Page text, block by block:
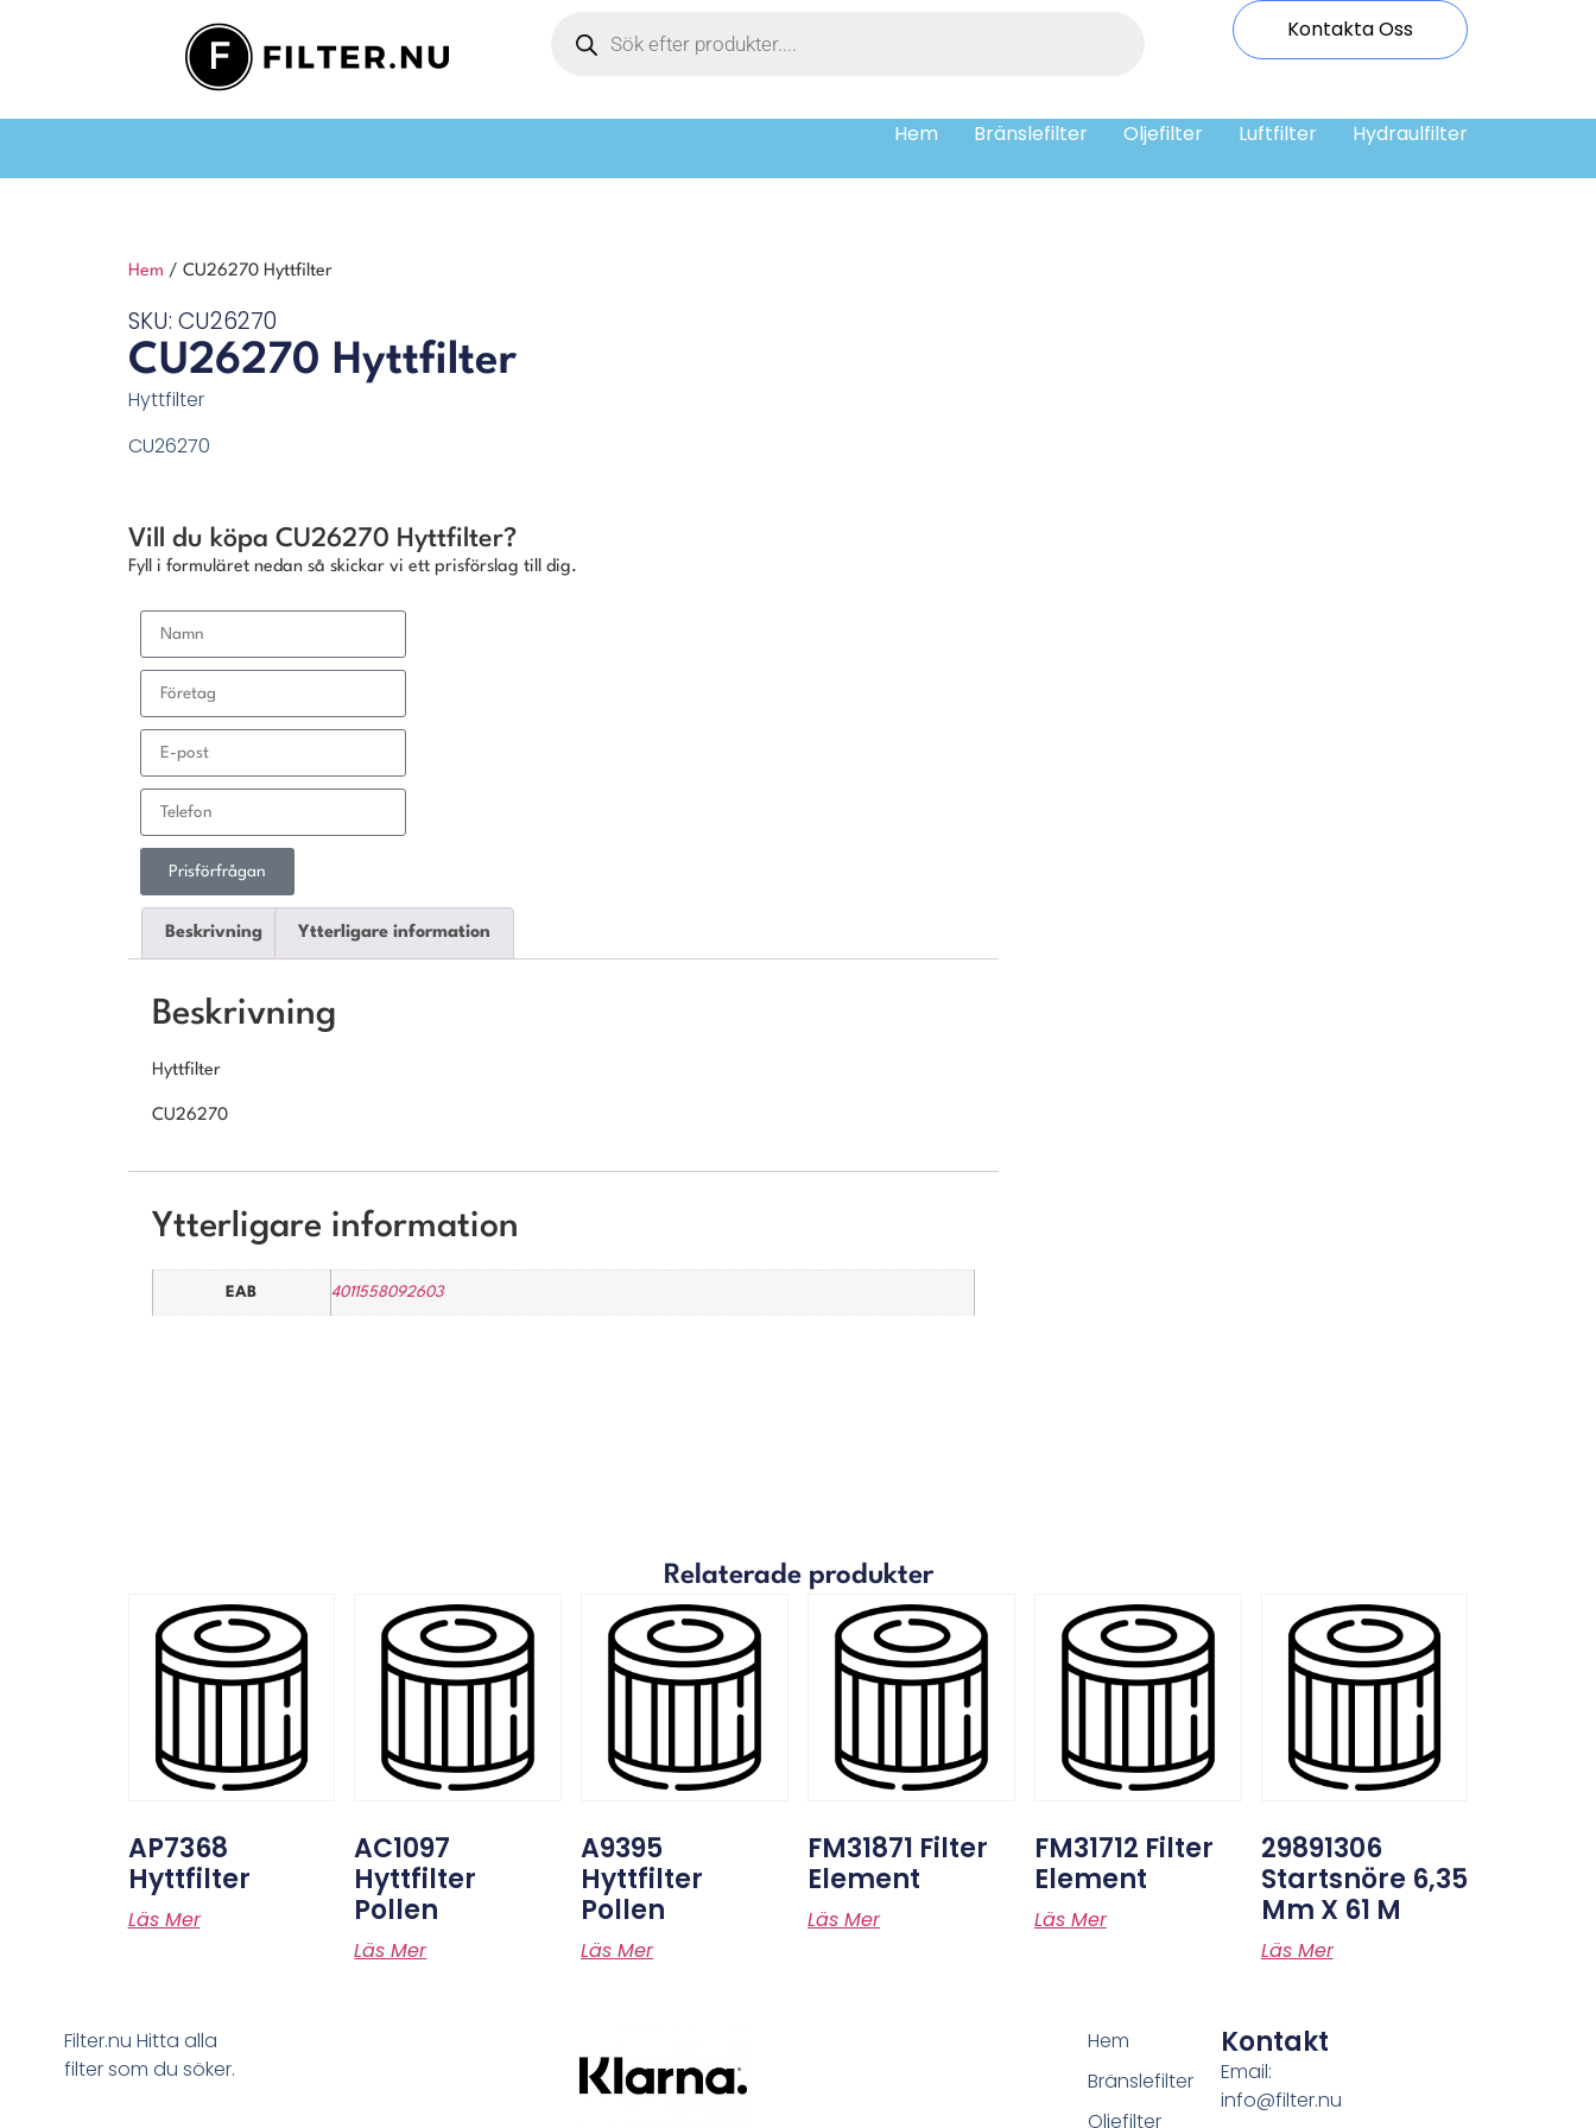
Kontakta Oss
Hem Bränslefilter Oljefilter Luftfilter Hydraulfilter
Hem / CU26270 Hyttfilter
SKU: CU26270
CU26270 Hyttfilter
Hyttfilter
CU26270
Vill du köpa CU26270 Hyttfilter?
Fyll i formuläret nedan så skickar vi ett prisförslag till dig.
Prisförfrågan
Beskrivning Ytterligare information
Beskrivning
Hyttfilter
CU26270
Ytterligare information
EAB 4011558092603
Relaterade produkter
AP7368
Hyttfilter
Läs Mer
AC1097
Hyttfilter
Pollen
Läs Mer
A9395
Hyttfilter
Pollen
Läs Mer
FM31871 Filter
Element
Läs Mer
FM31712 Filter
Element
Läs Mer
29891306
Startsnöre 6,35
Mm X 61 M
Läs Mer
Filter.nu Hitta alla
filter som du söker.
Hem
Bränslefilter
Oljefilter
Kontakt
Email:
info@filter.nu